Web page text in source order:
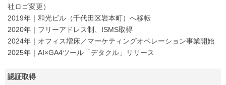
社ロゴ変更）
2019年｜和光ビル（千代田区岩本町）へ移転
2020年｜フリーアドレス制、ISMS取得
2024年｜オフィス増床／マーケティングオペレーション事業開始
2025年｜AI×GA4ツール「デタクル」リリース
認証取得